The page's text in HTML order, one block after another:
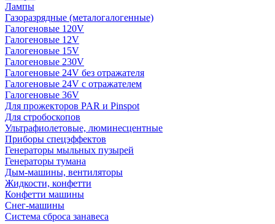
Лампы
Газоразрядные (металогалогенные)
Галогеновые 120V
Галогеновые 12V
Галогеновые 15V
Галогеновые 230V
Галогеновые 24V без отражателя
Галогеновые 24V с отражателем
Галогеновые 36V
Для прожекторов PAR и Pinspot
Для стробоскопов
Ультрафиолетовые, люминесцентные
Приборы спецэффектов
Генераторы мыльных пузырей
Генераторы тумана
Дым-машины, вентиляторы
Жидкости, конфетти
Конфетти машины
Снег-машины
Система сброса занавеса